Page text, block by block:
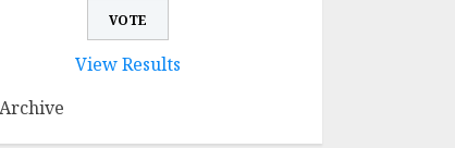
View Results